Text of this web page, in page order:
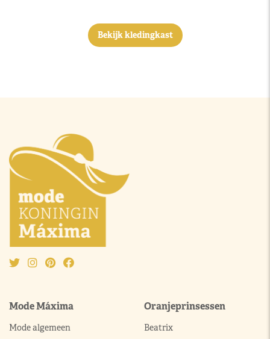
Bekijk kledingkast
Mode Máxima
Mode algemeen
Oranjeprinsessen
Beatrix